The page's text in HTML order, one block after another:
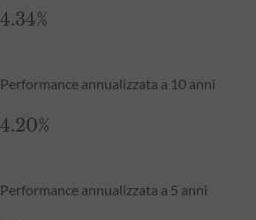
4.34%
Performance annualizzata a 10 anni
4.20%
Performance annualizzata a 5 anni